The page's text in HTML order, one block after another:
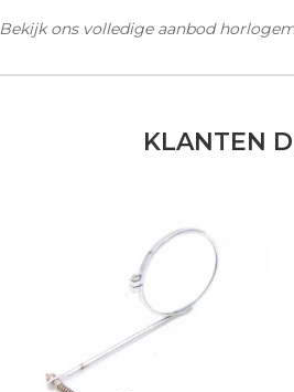
Bekijk ons volledige aanbod
KLANTEN